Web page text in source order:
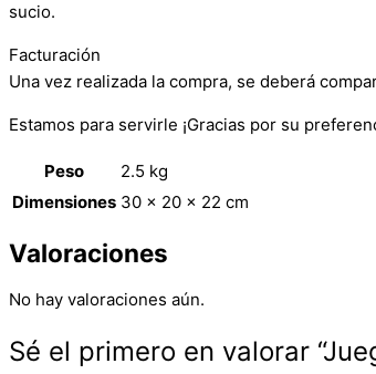
sucio.
Facturación
Una vez realizada la compra, se deberá
Estamos para servirle ¡Gracias por su
Peso
2.5 kg
Dimensiones 30 × 20 × 22 cm
Valoraciones
No hay valoraciones aún.
Sé el primero en valorar